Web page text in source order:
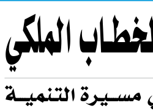
الملكي
التنميـــة